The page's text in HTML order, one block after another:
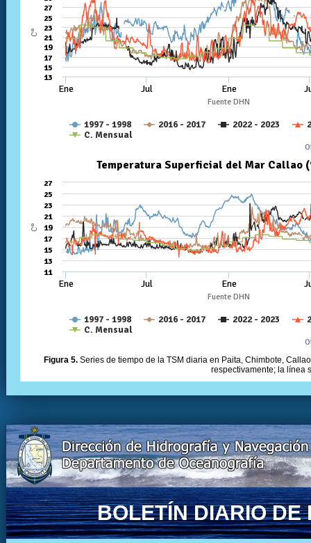
Figura 5. Series de tiempo de la TSM diaria en Paita, Chimbote,
respectivamente; la línea
BOLETÍN DIARIO DE